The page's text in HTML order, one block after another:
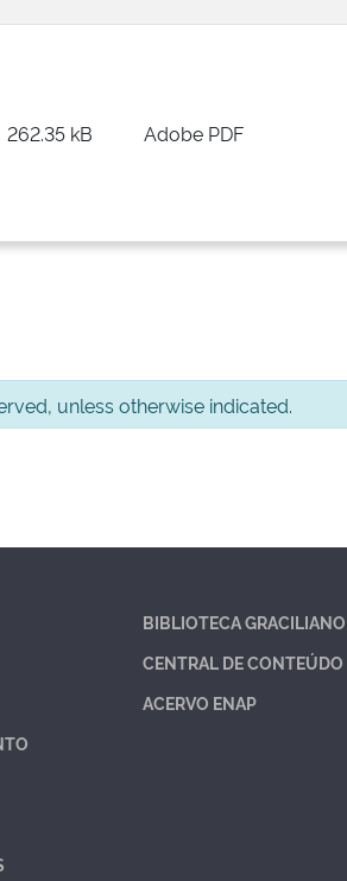
262.35 kB Adobe PDF
unless otherwise indicated.
BIBLIOTECA
CENTRAL DE CONTEÚDO
ACERVO ENAP